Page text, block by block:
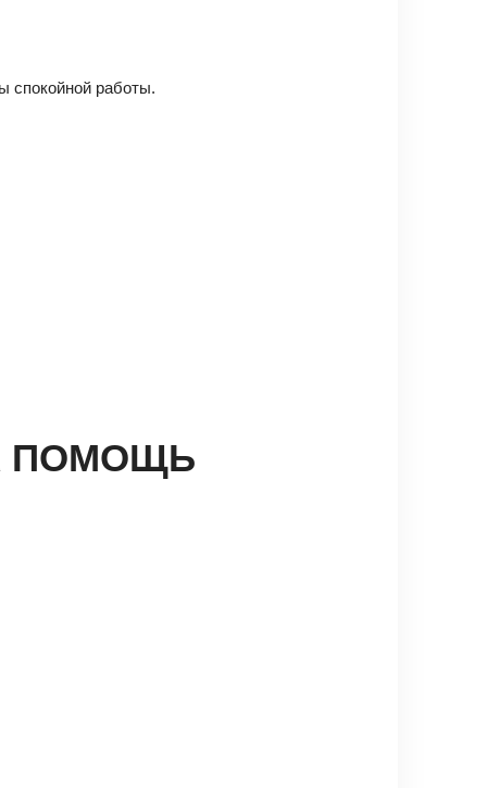
спокойной работы.
ПОМОЩЬ